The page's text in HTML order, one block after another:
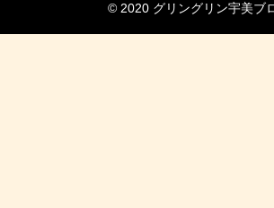
© 2020 グリングリン宇美ブ